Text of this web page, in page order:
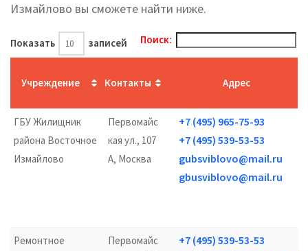
Измайлово вы cможете найти ниже.
Показать записей Поиск:
Учреждение Контакты Адрес
ГБУ Жилищник
района Восточное
Измайлово
Первомайс
кая ул., 107
А, Москва
+7 (495) 965-75-93
+7 (495) 539-53-53
gubsviblovo@mail.ru
gbusviblovo@mail.ru
Ремонтное
Первомайс
+7 (495) 539-53-53